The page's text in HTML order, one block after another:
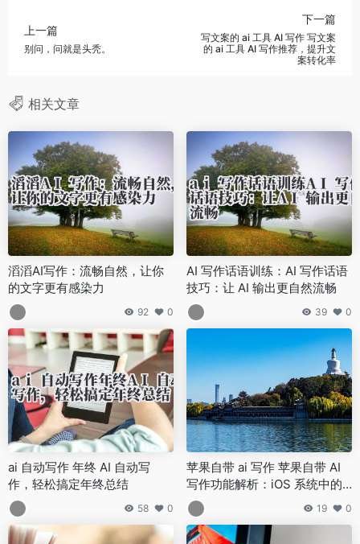
上一篇
别问，问就是头秃。
下一篇
写文案的 ai 工具 AI 写作 写文案
的 ai 工具 AI 写作推荐，提升文
案转化率
相关文章
滔滔AI写作：流畅自然，让你
的文字更有感染力
92 0
AI 写作话语训练：AI 写作话语
技巧：让 AI 输出更自然流畅
39 0
ai 自动写作 年终 AI 自动写
作，轻松搞定年终总结
58 0
苹果自带 ai 写作 苹果自带 AI
写作功能解析：iOS 系统中的
创作助手
19 0